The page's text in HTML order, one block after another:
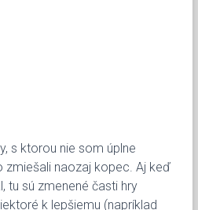
s ktorou nie som úplne
zmiešali naozaj kopec. Aj keď
tu sú zmenené časti hry
k lepšiemu (napríklad